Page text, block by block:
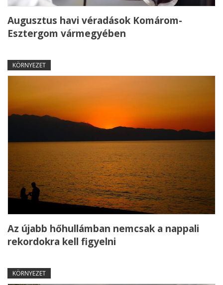
Augusztus havi véradások Komárom-
Esztergom vármegyében
KÖRNYEZET
Az újabb hőhullámban nemcsak a nappali
rekordokra kell figyelni
KÖRNYEZET